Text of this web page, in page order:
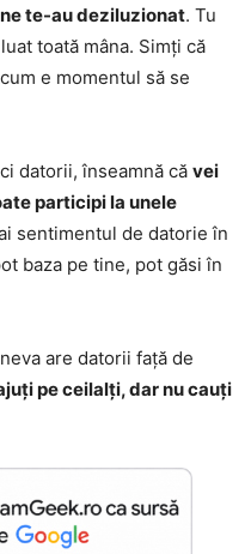
te-au deziluzionat. Tu
toată mâna. Simți că
e momentul să se
datorii, înseamnă că vei
participi la unele
sentimentul de datorie în
baza pe tine, pot găsi în
are datorii față de
pe ceilalți, dar nu cauți